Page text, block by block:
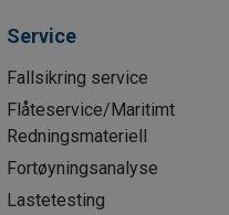
Service
Fallsikring service
Flåteservice/Maritimt
Redningsmateriell
Fortøyningsanalyse
Lastetesting